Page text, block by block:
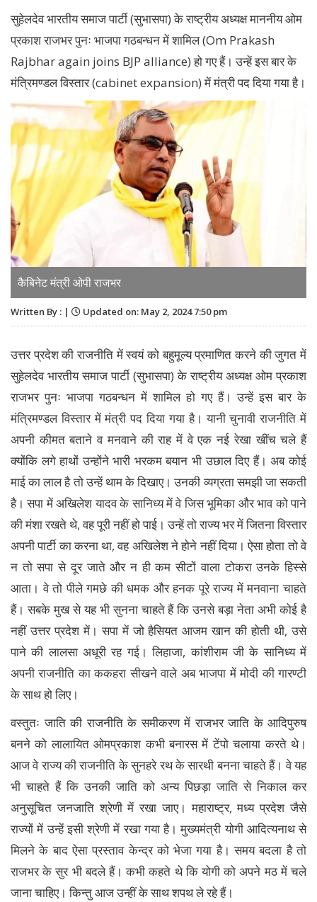
सुहेलदेव भारतीय समाज पार्टी (सुभासपा) के राष्ट्रीय अध्यक्ष माननीय ओम
प्रकाश राजभर पुनः भाजपा गठबन्धन में शामिल (Om Prakash
Rajbhar again joins BJP alliance) हो गए हैं। उन्हें इस बार के
मंत्रिमण्डल विस्तार (cabinet expansion) में मंत्री पद दिया गया है।
कैबिनेट मंत्री ओपी राजभर
Written By : | Updated on: May 2, 2024 7:50 pm
उत्तर प्रदेश की राजनीति में स्वयं को बहुमूल्य प्रमाणित करने की जुगत में
सुहेलदेव भारतीय समाज पार्टी (सुभासपा) के राष्ट्रीय अध्यक्ष ओम प्रकाश
राजभर पुनः भाजपा गठबन्धन में शामिल हो गए हैं। उन्हें इस बार के
मंत्रिमण्डल विस्तार में मंत्री पद दिया गया है। यानी चुनावी राजनीति में
अपनी कीमत बताने व मनवाने की राह में वे एक नई रेखा खींच चले हैं
क्योंकि लगे हाथों उन्होंने भारी भरकम बयान भी उछाल दिए हैं। अब कोई
माई का लाल है तो उन्हें थाम के दिखाए। उनकी व्यग्रता समझी जा सकती
है। सपा में अखिलेश यादव के सानिध्य में वे जिस भूमिका और भाव को पाने
की मंशा रखते थे, वह पूरी नहीं हो पाई। उन्हें तो राज्य भर में जितना विस्तार
अपनी पार्टी का करना था, वह अखिलेश ने होने नहीं दिया। ऐसा होता तो वे
न तो सपा से दूर जाते और न ही कम सीटों वाला टोकरा उनके हिस्से
आता। वे तो पीले गमछे की धमक और हनक पूरे राज्य में मनवाना चाहते
हैं। सबके मुख से यह भी सुनना चाहते हैं कि उनसे बड़ा नेता अभी कोई है
नहीं उत्तर प्रदेश में। सपा में जो हैसियत आजम खान की होती थी, उसे
पाने की लालसा अधूरी रह गई। लिहाजा, कांशीराम जी के सानिध्य में
अपनी राजनीति का ककहरा सीखने वाले अब भाजपा में मोदी की गारण्टी
के साथ हो लिए।
वस्तुतः जाति की राजनीति के समीकरण में राजभर जाति के आदिपुरुष
बनने को लालायित ओमप्रकाश कभी बनारस में टेंपो चलाया करते थे।
आज वे राज्य की राजनीति के सुनहरे रथ के सारथी बनना चाहते हैं। वे यह
भी चाहते हैं कि उनकी जाति को अन्य पिछड़ा जाति से निकाल कर
अनुसूचित जनजाति श्रेणी में रखा जाए। महाराष्ट्र, मध्य प्रदेश जैसे
राज्यों में उन्हें इसी श्रेणी में रखा गया है। मुख्यमंत्री योगी आदित्यनाथ से
मिलने के बाद ऐसा प्रस्ताव केन्द्र को भेजा गया है। समय बदला है तो
राजभर के सुर भी बदले हैं। कभी कहते थे कि योगी को अपने मठ में चले
जाना चाहिए। किन्तु आज उन्हीं के साथ शपथ ले रहे हैं।